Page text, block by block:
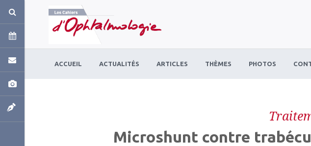
ACCUEIL ACTUALITÉS ARTICLES THÈMES PHOTOS
Microshunt contre
Panneau de gestion des cookies